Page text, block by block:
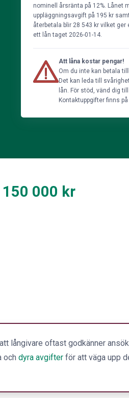
nominell årsränta på 12%. Lånet
uppläggningsavgift på 195 kr
återbetala blir 28 543 kr vilket ger
ett lån taget 2026-01-14.
Att låna kostar pengar!
Om du inte kan betala
Det kan leda till
lån. För stöd, vänd dig
Kontaktuppgifter finns
000 kr
långivare oftast godkänner
och dyra avgifterför att väga upp